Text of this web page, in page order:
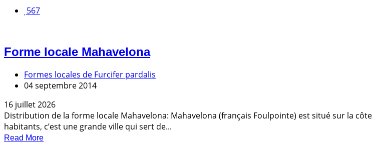
567
Forme locale Mahavelona
Formes locales de Furcifer pardalis
04 septembre 2014
16 juillet 2026
Distribution de la forme locale Mahavelona: Mahavelona (français Foulpointe) est situé sur la
habitants, c’est une grande ville qui sert de...
Read More